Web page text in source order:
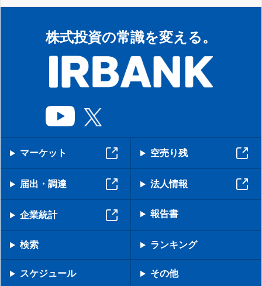
株式投資の常識を変える。
マーケット 空売り残
届出・調達 法人情報
企業統計 報告書
検索 ランキング
スケジュール その他